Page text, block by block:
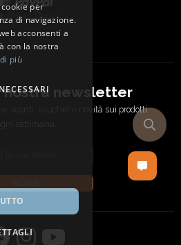
nostra newsletter
sconti, voucher e novità sui prodotti
per
di navigazione.
acconsenti a
con la nostra
più